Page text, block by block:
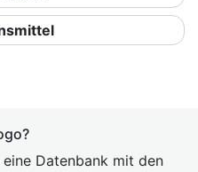
Datenbank mit den